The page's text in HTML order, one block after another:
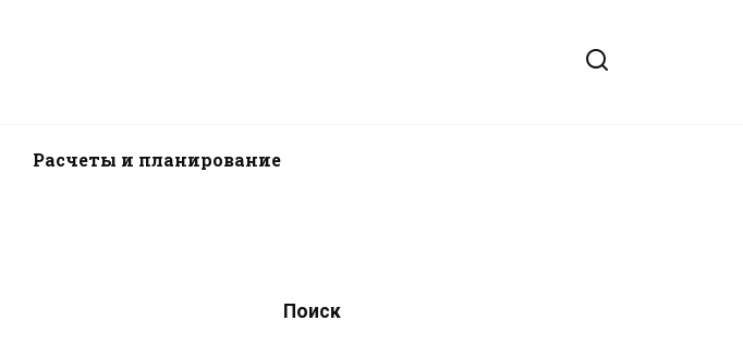
Расчеты и планирование
Поиск